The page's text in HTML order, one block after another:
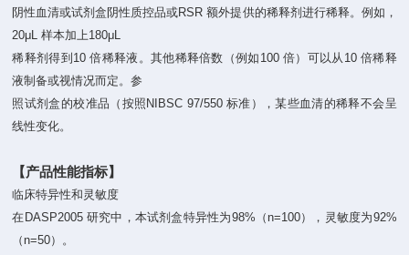
阴性血清或试剂盒阴性质控品或RSR 额外提供的稀释剂进行稀释。例如，
20μL 样本加上180μL
稀释剂得到10 倍稀释液。其他稀释倍数（例如100 倍）可以从10 倍稀释
液制备或视情况而定。参
照试剂盒的校准品（按照NIBSC 97/550 标准），某些血清的稀释不会呈
线性变化。
【产品性能指标】
临床特异性和灵敏度
在DASP2005 研究中，本试剂盒特异性为98%（n=100），灵敏度为92%
（n=50）。